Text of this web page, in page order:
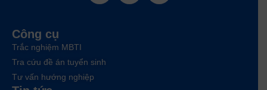
Công cụ
Trắc nghiệm MBTI
Tra cứu đề án tuyển sinh
Tư vấn hướng nghiệp